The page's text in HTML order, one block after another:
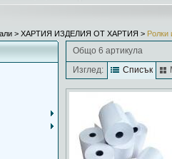
> ХАРТИЯ ИЗДЕЛИЯ ОТ ХАРТИЯ > Ролки
Общо 6 артикула
Изглед:
Списък